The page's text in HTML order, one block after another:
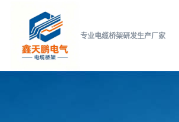
专业电缆桥架研发生产厂家